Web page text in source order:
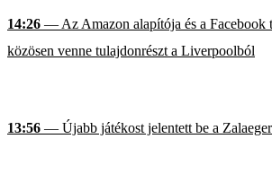
14:26 — Az Amazon alapítója és a Facebook
közösen venne tulajdonrészt a Liverpoolból
13:56 — Újabb játékost jelentett be a